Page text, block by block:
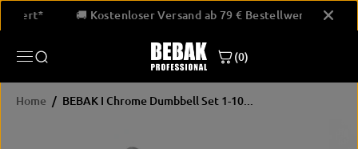
SKIP TO
CONTENT 🚚 Kostenloser Versand ab 79 € Bestellwert*
(0)
Home
BEBAK I Chrome Dumbbell Set 1-10...